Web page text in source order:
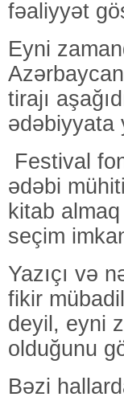
fəaliyyət
Eyni
tirajı
ədəbiyyata
Festival
ədəbi
kitab
seçim
Yazıçı və
fikir
deyil, eyni
olduğunu
Bəzi